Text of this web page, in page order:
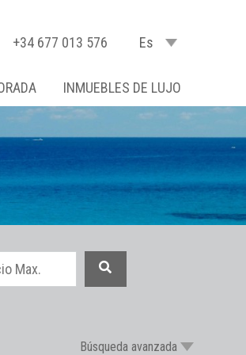
+34 677 013 576 Es
INMUEBLES DE LUJO
Búsqueda avanzada